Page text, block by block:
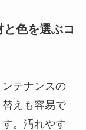
色を選ぶコ
テナンスの
えも容易で
。汚れやす